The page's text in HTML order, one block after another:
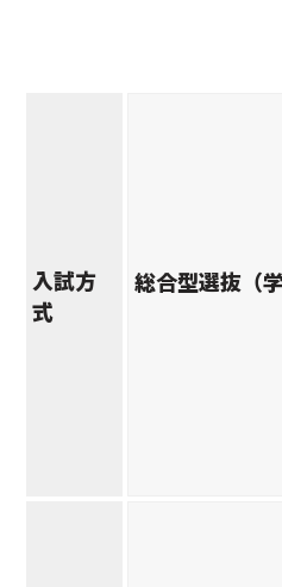
入試方
式
総合型選抜（